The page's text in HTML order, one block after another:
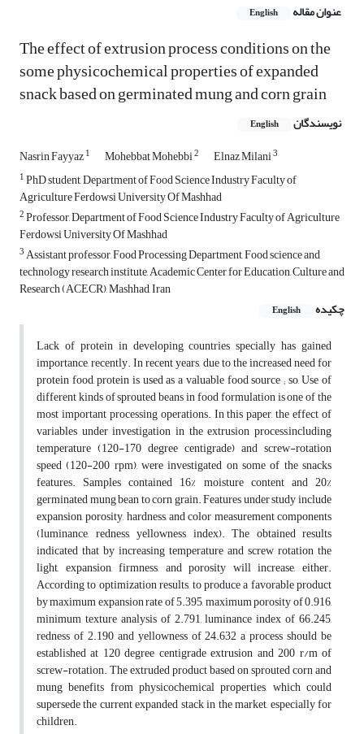
عنوان مقاله English
The effect of extrusion process conditions on the
some physicochemical properties of expanded
snack based on germinated mung and corn grain
نویسندگان English
Nasrin Fayyaz1 Mohebbat Mohebbi2 Elnaz Milani3
1PhD student, Department of Food Science Industry Faculty of
Agriculture Ferdowsi University Of Mashhad
2Professor, Department of Food Science Industry Faculty of Agriculture
Ferdowsi University Of Mashhad
3Assistant professor, Food Processing Department, Food science and
technology research institute, Academic Center for Education, Culture and
Research (ACECR), Mashhad, Iran
چکیده
English
Lack of protein in developing countries specially has gained
importance, recently. In recent years, due to the increased need for
protein food, protein is used as a valuable food source ; so, Use of
different kinds of sprouted beans in food formulation is one of the
most important processing operations. In this paper, the effect of
variables under investigation in the extrusion process,including
temperature (120-170 degree centigrade) and screw-rotation
speed (120-200 rpm), were investigated on some of the snacks
features. Samples contained 16% moisture content and 20%
germinated mung bean to corn grain. Features under study include
expansion, porosity, hardness, and color measurement components
(luminance, redness, yellowness index). The obtained results
indicated that by increasing temperature and screw rotation the
light, expansion, firmness, and porosity will increase, either.
According to optimization results, to produce a favorable product
by maximum expansion rate of 5.395, maximum porosity of 0.916,
minimum texture analysis of 2.791, luminance index of 66.245,
redness of 2.190 and yellowness of 24.632 a process should be
established at 120 degree centigrade extrusion and 200 r/m of
screw-rotation. The extruded product based on sprouted corn and
mung benefits from physicochemical properties, which could
supersede the current expanded stack in the market, especially for
children.